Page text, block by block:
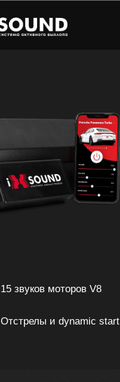
15 звуков моторов V8
Отстрелы и dynamic start